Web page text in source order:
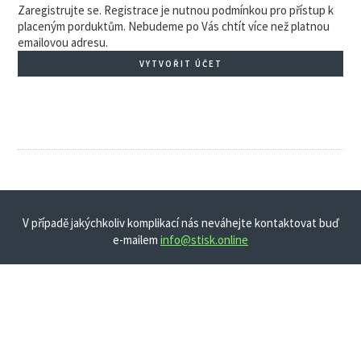
Zaregistrujte se. Registrace je nutnou podmínkou pro přístup k
placeným porduktům. Nebudeme po Vás chtít více než platnou
emailovou adresu.
VYTVOŘIT ÚČET
V případě jakýchkoliv komplikací nás neváhejte kontaktovat buď
e-mailem info@stisk.online